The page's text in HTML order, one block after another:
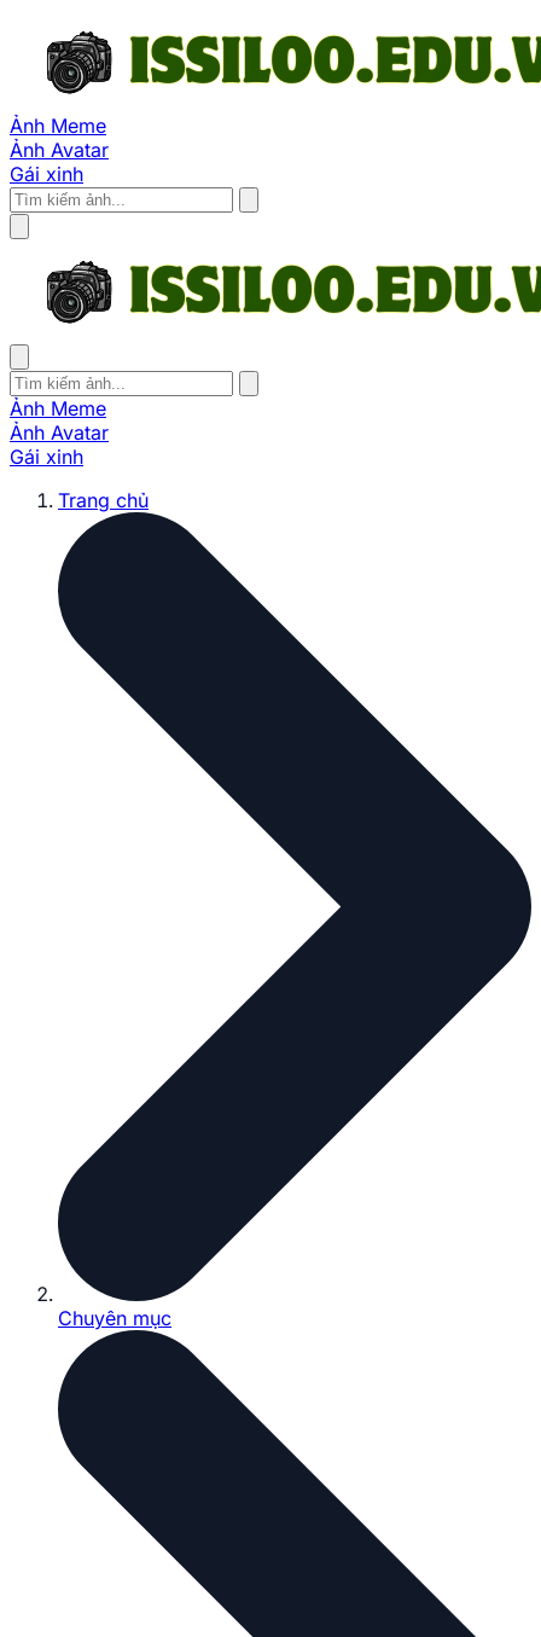
Ảnh Meme
Ảnh Avatar
Gái xinh
Ảnh Meme
Ảnh Avatar
Gái xinh
Trang chủ
Chuyên mục